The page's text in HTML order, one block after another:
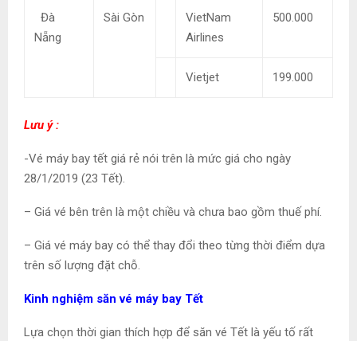
Đà
Nẵng
Sài Gòn
VietNam
Airlines
500.000
Vietjet 199.000
Lưu ý :
-Vé máy bay tết giá rẻ nói trên là mức giá cho ngày
28/1/2019 (23 Tết).
– Giá vé bên trên là một chiều và chưa bao gồm thuế phí.
– Giá vé máy bay có thể thay đổi theo từng thời điểm dựa
trên số lượng đặt chỗ.
Kinh nghiệm săn vé máy bay Tết
Lựa chọn thời gian thích hợp để săn vé Tết là yếu tố rất